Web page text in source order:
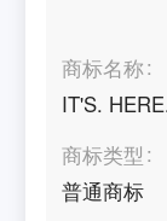
商标名称
IT'S.
商标类型
普通商标